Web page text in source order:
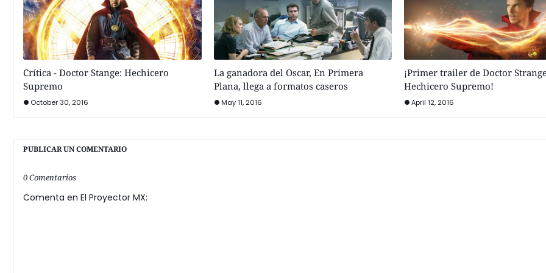
Crítica - Doctor Stange: Hechicero
Supremo
October 30, 2016
La ganadora del Oscar, En Primera
Plana, llega a formatos caseros
May 11, 2016
¡Primer trailer de Doctor
Hechicero Supremo!
April 12, 2016
PUBLICAR UN COMENTARIO
0 Comentarios
Comenta en El Proyector MX: